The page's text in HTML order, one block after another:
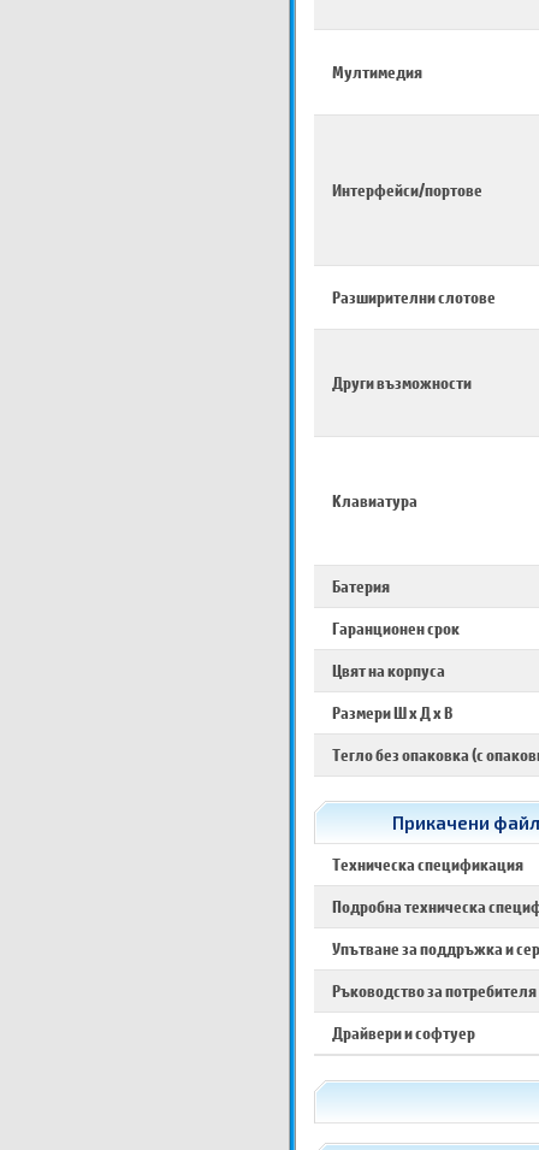
Мултимедия
Интерфейси/портове
Разширителни слотове
Други възможности
Клавиатура
Батерия
Гаранционен срок
Цвят на корпуса
Размери Ш х Д х В
Тегло без опаковка (с
Прикачени
Техническа спецификация
Подробна техническа
Упътване за поддръжка и
Ръководство за потребителя
Драйвери и софтуер